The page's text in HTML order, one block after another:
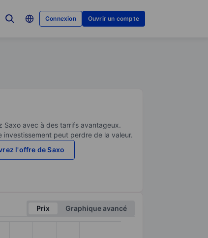
Connexion Ouvrir un compte
Saxo avec à des tarrifs avantageux.
peut perdre de la valeur.
l'offre de Saxo
Prix
Graphique avancé